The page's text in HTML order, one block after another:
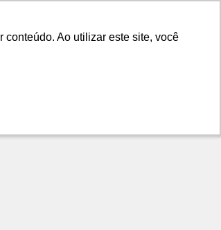
Ao utilizar este site, você
Ao utilizar este site, você
DICAS CONTATO